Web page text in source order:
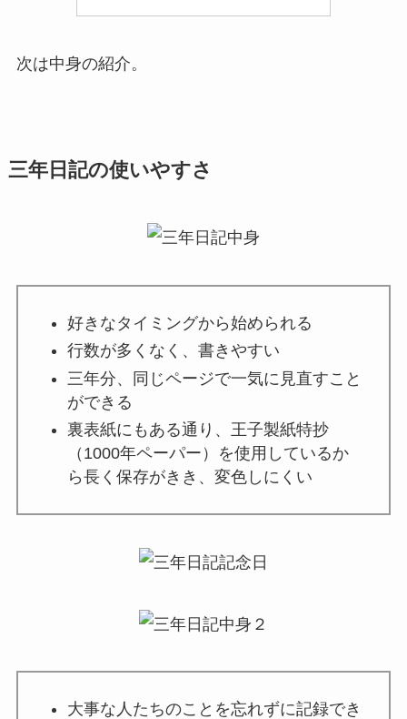
次は中身の紹介。
三年日記の使いやすさ
好きなタイミングから始められる
行数が多くなく、書きやすい
三年分、同じページで一気に見直すこと
ができる
裏表紙にもある通り、王子製紙特抄
（1000年ペーパー）を使用しているか
ら長く保存がきき、変色しにくい
大事な人たちのことを忘れずに記録でき